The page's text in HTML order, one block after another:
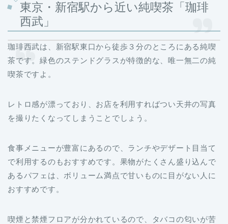
東京・新宿駅から近い純喫茶「珈琲
西武」
珈琲西武は、新宿駅東口から徒歩３分のところにある純喫
茶です。緑色のステンドグラスが特徴的な、唯一無二の純
喫茶ですよ。
レトロ感が漂っており、お店を利用すればつい天井の写真
を撮りたくなってしまうことでしょう。
食事メニューが豊富にあるので、ランチやデザート目当て
で利用するのもおすすめです。果物がたくさん盛り込んで
あるパフェは、ボリューム満点で甘いものに目がない人に
おすすめです。
喫煙と禁煙フロアが分かれているので、タバコの匂いが苦